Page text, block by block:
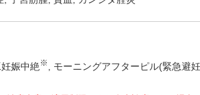
妊娠中絶※ モーニングアフターピル(緊急避